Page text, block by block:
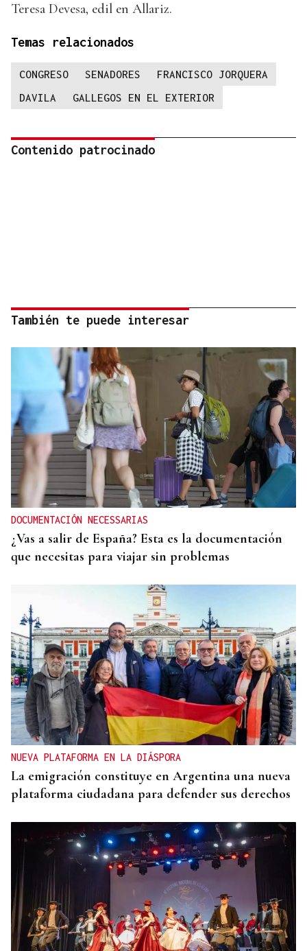
Teresa Devesa, edil en Allariz.
Temas relacionados
CONGRESO SENADORES
FRANCISCO JORQUERA
DAVILA
GALLEGOS EN EL EXTERIOR
Contenido patrocinado
También te puede interesar
DOCUMENTACIÓN NECESSARIAS
¿Vas a salir de España? Esta es la documentación
que necesitas para viajar sin problemas
NUEVA PLATAFORMA EN LA DIÁSPORA
La emigración constituye en Argentina una nueva
plataforma ciudadana para defender sus derechos